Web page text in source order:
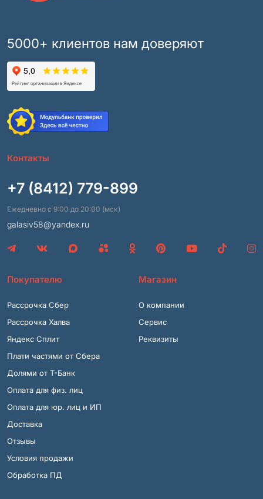
5000+ клиентов нам доверяют
Контакты
+7 (8412) 779-899
Ежедневно с 9:00 до 20:00 (мск)
galasiv58@yandex.ru
Покупателю
Рассрочка Сбер
Рассрочка Халва
Яндекс Сплит
Плати частями от Сбера
Долями от Т-Банк
Оплата для физ. лиц
Оплата для юр. лиц и ИП
Доставка
Отзывы
Условия продажи
Обработка ПД
Магазин
О компании
Сервис
Реквизиты